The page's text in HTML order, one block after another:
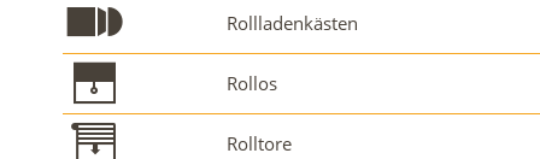
Rollladenkästen
Rollos
Rolltore